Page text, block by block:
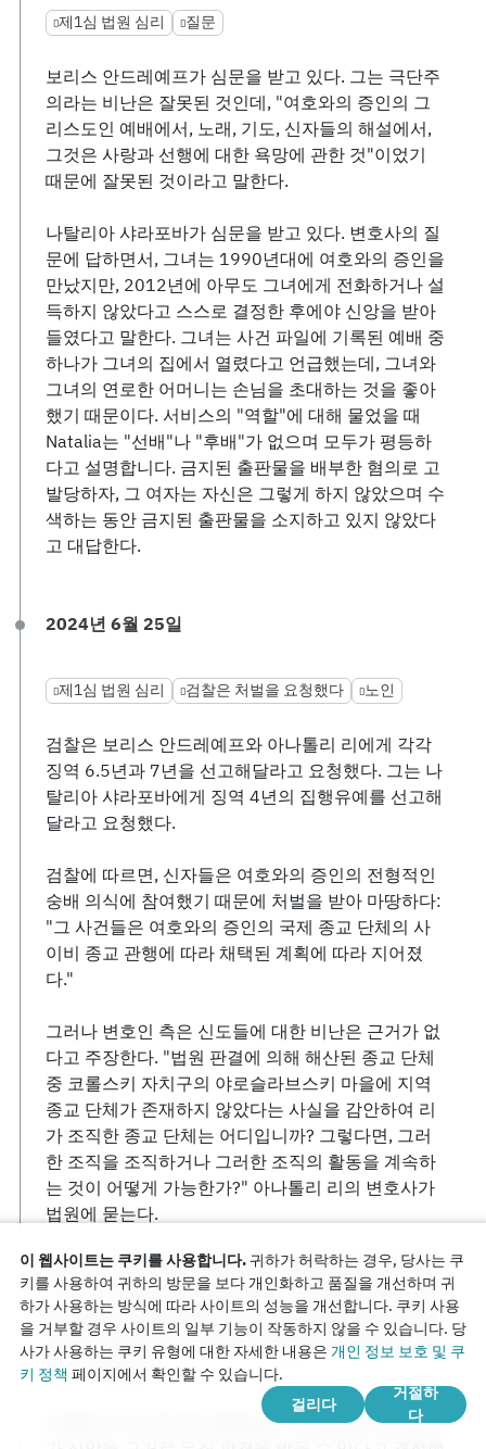
제1심 법원 심리 질문
보리스 안드레예프가 심문을 받고 있다. 그는 극단주
의라는 비난은 잘못된 것인데, "여호와의 증인의 그
리스도인 예배에서, 노래, 기도, 신자들의 해설에서,
그것은 사랑과 선행에 대한 욕망에 관한 것"이었기
때문에 잘못된 것이라고 말한다.
나탈리아 샤라포바가 심문을 받고 있다. 변호사의 질
문에 답하면서, 그녀는 1990년대에 여호와의 증인을
만났지만, 2012년에 아무도 그녀에게 전화하거나 설
득하지 않았다고 스스로 결정한 후에야 신앙을 받아
들였다고 말한다. 그녀는 사건 파일에 기록된 예배 중
하나가 그녀의 집에서 열렸다고 언급했는데, 그녀와
그녀의 연로한 어머니는 손님을 초대하는 것을 좋아
했기 때문이다. 서비스의 "역할"에 대해 물었을 때
Natalia는 "선배"나 "후배"가 없으며 모두가 평등하
다고 설명합니다. 금지된 출판물을 배부한 혐의로 고
발당하자, 그 여자는 자신은 그렇게 하지 않았으며 수
색하는 동안 금지된 출판물을 소지하고 있지 않았다
고 대답한다.
2024년 6월 25일
제1심 법원 심리 검찰은 처벌을 요청했다 노인
검찰은 보리스 안드레예프와 아나톨리 리에게 각각
징역 6.5년과 7년을 선고해달라고 요청했다. 그는 나
탈리아 샤라포바에게 징역 4년의 집행유예를 선고해
달라고 요청했다.
검찰에 따르면, 신자들은 여호와의 증인의 전형적인
숭배 의식에 참여했기 때문에 처벌을 받아 마땅하다:
"그 사건들은 여호와의 증인의 국제 종교 단체의 사
이비 종교 관행에 따라 채택된 계획에 따라 지어졌
다."
그러나 변호인 측은 신도들에 대한 비난은 근거가 없
다고 주장한다. "법원 판결에 의해 해산된 종교 단체
중 코롤스키 자치구의 야로슬라브스키 마을에 지역
종교 단체가 존재하지 않았다는 사실을 감안하여 리
가 조직한 종교 단체는 어디입니까? 그렇다면, 그러
한 조직을 조직하거나 그러한 조직의 활동을 계속하
는 것이 어떻게 가능한가?" 아나톨리 리의 변호사가
법원에 묻는다.
보리스 안드레예프의 변호인은 검찰 측 증인 중 일부
가 수사 과정에서 압박을 받았다고 진술했다는 사실
에 법원의 관심을 끌었다. 그는 또한 증인 중 한 사람
의 정신 질환이 그의 증언의 신빙성에 의문을 제기한
다고 지적한다.
나탈리아 샤라포바의 변호인은 "주 검찰은 샤라포바
이 웹사이트는 쿠키를 사용합니다. 귀하가 허락하는 경우, 당사는 쿠
키를 사용하여 귀하의 방문을 보다 개인화하고 품질을 개선하며 귀
하가 사용하는 방식에 따라 사이트의 성능을 개선합니다. 쿠키 사용
을 거부할 경우 사이트의 일부 기능이 작동하지 않을 수 있습니다. 당
사가 사용하는 쿠키 유형에 대한 자세한 내용은 개인 정보 보호 및 쿠
키 정책 페이지에서 확인할 수 있습니다.
걸리다
거절하
다